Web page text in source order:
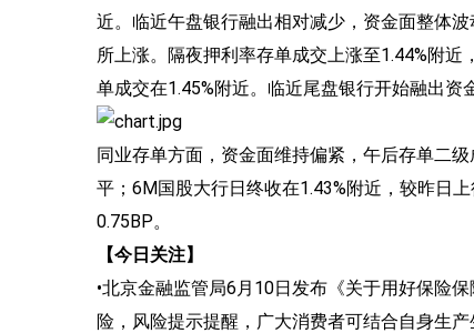
近。临近午盘银行融出相对减少，资金面整体
所上涨。隔夜押利率存单成交上涨至1.44%附
单成交在1.45%附近。临近尾盘银行开始融出资
同业存单方面，资金面维持偏紧，午后存单二
平；6M国股大行日终收在1.43%附近，较昨日
0.75BP。
【今日关注】
•北京金融监管局6月10日发布《关于用好保险
险，风险提示提醒，广大消费者可结合自身生